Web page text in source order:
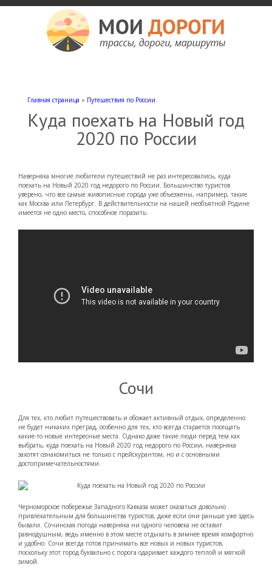
Главная страница » Путешествия по России
Куда поехать на Новый год
2020 по России
Наверняка многие любители путешествий не раз интересовались, куда
поехать на Новый 2020 год недорого по России. Большинство туристов
уверено, что все самые живописные города уже объезжены, например, такие
как Москва или Петербург. В действительности на нашей необъятной Родине
имеется не одно место, способное поразить.
Сочи
Для тех, кто любит путешествовать и обожает активный отдых, определенно
не будет никаких преград, особенно для тех, кто всегда старается посещать
какие-то новые интересные места. Однако даже такие люди перед тем как
выбрать, куда поехать на Новый 2020 год недорого по России, наверняка
захотят ознакомиться не только с прейскурантом, но и с основными
достопримечательностями.
Черноморское побережье Западного Кавказа может оказаться довольно
привлекательным для большинства туристов, даже если они раньше уже здесь
бывали. Сочинская погода наверняка ни одного человека не оставит
равнодушным, ведь именно в этом месте отдыхать в зимнее время комфортно
и удобно. Сочи всегда готов принимать все новых и новых туристов,
поскольку этот город буквально с порога одаривает каждого теплой и мягкой
зимой.